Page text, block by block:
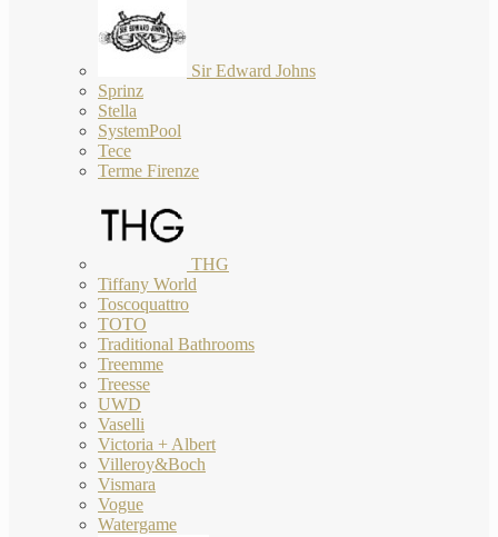
Sir Edward Johns
Sprinz
Stella
SystemPool
Tece
Terme Firenze
THG
Tiffany World
Toscoquattro
TOTO
Traditional Bathrooms
Treemme
Treesse
UWD
Vaselli
Victoria + Albert
Villeroy&Boch
Vismara
Vogue
Watergame